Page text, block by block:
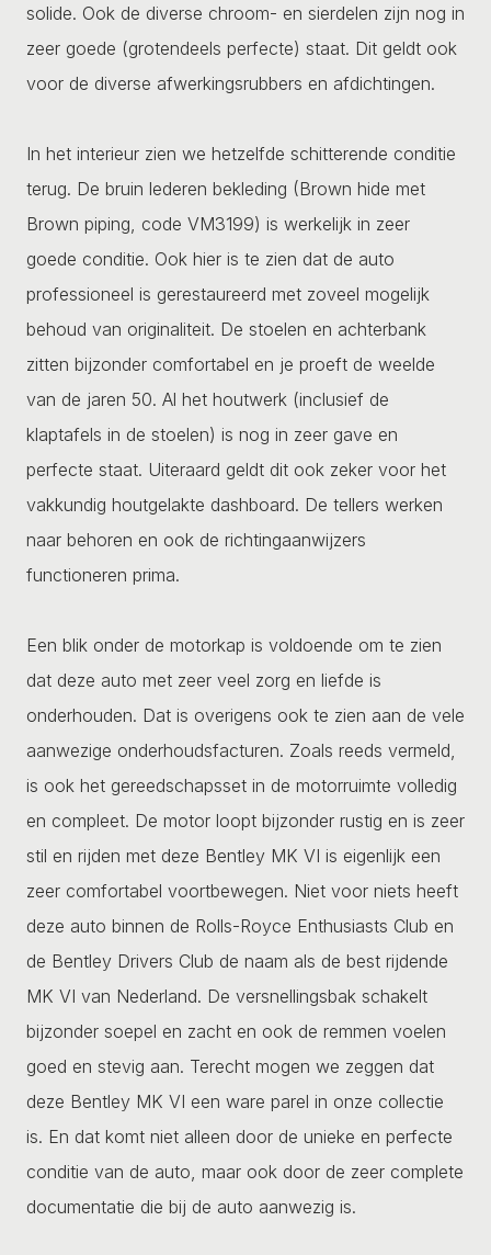
solide. Ook de diverse chroom- en sierdelen zijn nog in
zeer goede (grotendeels perfecte) staat. Dit geldt ook
voor de diverse afwerkingsrubbers en afdichtingen.
In het interieur zien we hetzelfde schitterende conditie
terug. De bruin lederen bekleding (Brown hide met
Brown piping, code VM3199) is werkelijk in zeer
goede conditie. Ook hier is te zien dat de auto
professioneel is gerestaureerd met zoveel mogelijk
behoud van originaliteit. De stoelen en achterbank
zitten bijzonder comfortabel en je proeft de weelde
van de jaren 50. Al het houtwerk (inclusief de
klaptafels in de stoelen) is nog in zeer gave en
perfecte staat. Uiteraard geldt dit ook zeker voor het
vakkundig houtgelakte dashboard. De tellers werken
naar behoren en ook de richtingaanwijzers
functioneren prima.
Een blik onder de motorkap is voldoende om te zien
dat deze auto met zeer veel zorg en liefde is
onderhouden. Dat is overigens ook te zien aan de vele
aanwezige onderhoudsfacturen. Zoals reeds vermeld,
is ook het gereedschapsset in de motorruimte volledig
en compleet. De motor loopt bijzonder rustig en is zeer
stil en rijden met deze Bentley MK VI is eigenlijk een
zeer comfortabel voortbewegen. Niet voor niets heeft
deze auto binnen de Rolls-Royce Enthusiasts Club en
de Bentley Drivers Club de naam als de best rijdende
MK VI van Nederland. De versnellingsbak schakelt
bijzonder soepel en zacht en ook de remmen voelen
goed en stevig aan. Terecht mogen we zeggen dat
deze Bentley MK VI een ware parel in onze collectie
is. En dat komt niet alleen door de unieke en perfecte
conditie van de auto, maar ook door de zeer complete
documentatie die bij de auto aanwezig is.